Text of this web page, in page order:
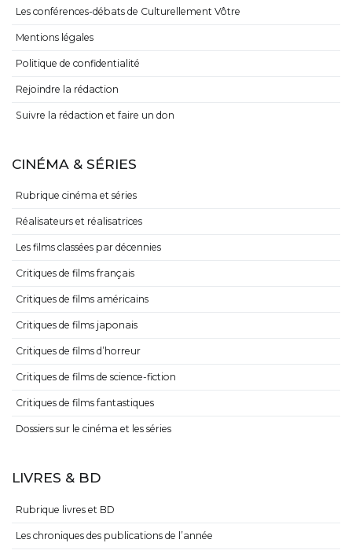
Les conférences-débats de Culturellement Vôtre
Mentions légales
Politique de confidentialité
Rejoindre la rédaction
Suivre la rédaction et faire un don
CINÉMA & SÉRIES
Rubrique cinéma et séries
Réalisateurs et réalisatrices
Les films classées par décennies
Critiques de films français
Critiques de films américains
Critiques de films japonais
Critiques de films d’horreur
Critiques de films de science-fiction
Critiques de films fantastiques
Dossiers sur le cinéma et les séries
LIVRES & BD
Rubrique livres et BD
Les chroniques des publications de l’année